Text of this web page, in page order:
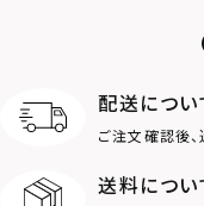
ロゴ
配送につい
ご注文確認後
送料につい